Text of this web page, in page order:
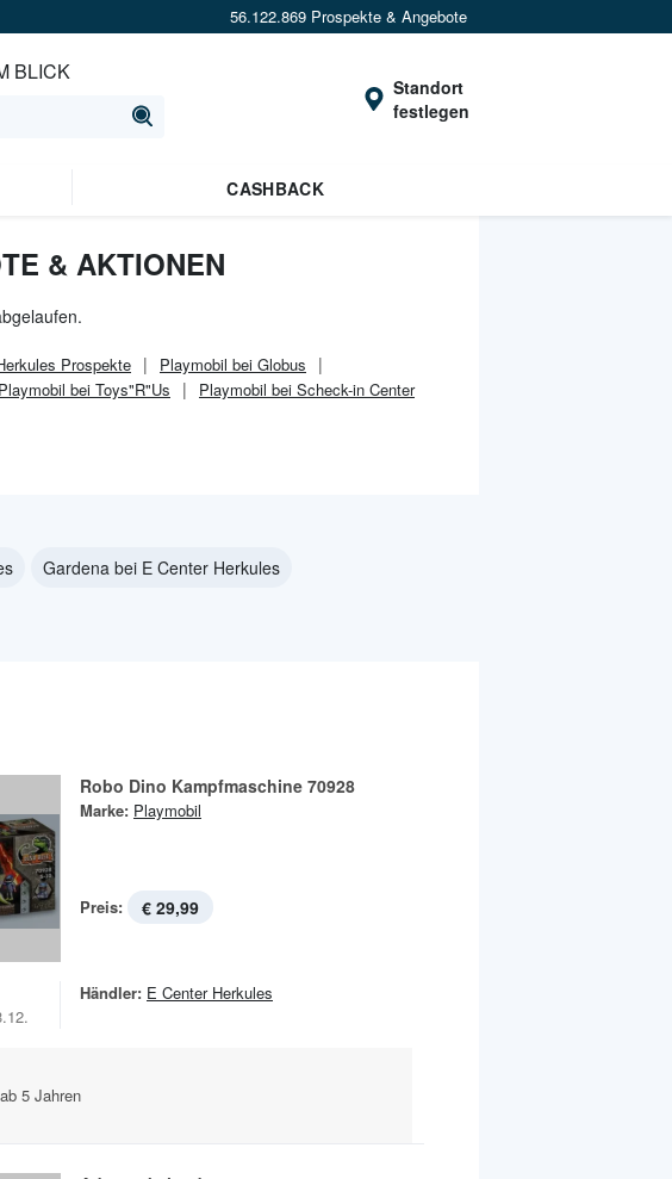
56.122.869 Prospekte & Angebote
BLICK
Standort
festlegen
CASHBACK
& AKTIONEN
Prospekte
Playmobil bei Globus
Playmobil bei Toys"R"Us Playmobil bei Scheck-in Center
Gardena bei E Center Herkules
Robo Dino Kampfmaschine 70928
Marke: Playmobil
Preis: € 29,99
Händler: E Center Herkules
ab 5 Jahren